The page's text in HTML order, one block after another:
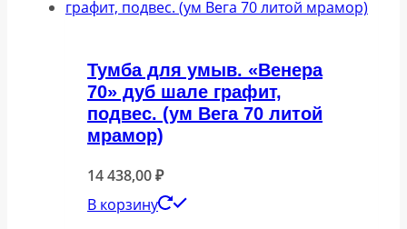
Тумба для умыв. «Венера
70» дуб шале графит,
подвес. (ум Вега 70 литой
мрамор)
14 438,00₽
В корзину